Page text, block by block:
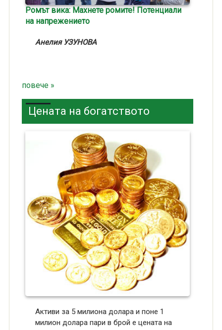
Ромът вика: Махнете ромите! Потенциали
на напрежението
Анелия УЗУНОВА
повече »
Цената на богатството
Активи за 5 милиона долара и поне 1
милион долара пари в брой е цената на